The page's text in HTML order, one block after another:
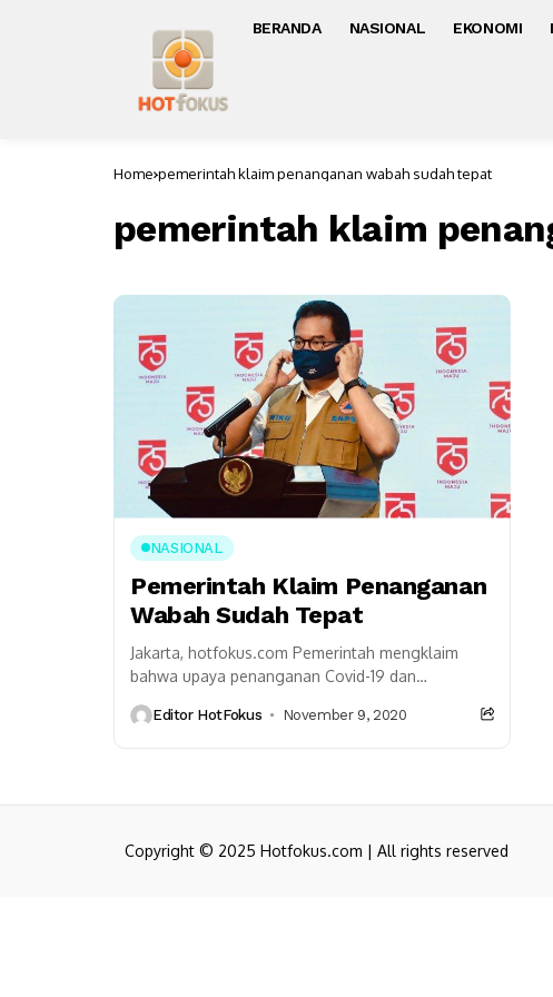
BERANDA NASIONAL EKONOMI
Home pemerintah klaim penanganan wabah sudah tepat
pemerintah klaim
NASIONAL
Pemerintah Klaim Penanganan
Wabah Sudah Tepat
Jakarta, hotfokus.com Pemerintah mengklaim
bahwa upaya penanganan Covid-19 dan
tepat. Kedua aspek kebijakan itu pun telah
Editor HotFokus November 9, 2020
Copyright © 2025 Hotfokus.com | All rights reserved